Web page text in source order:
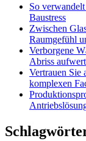
So
Baustress
Zwischen
Raumgefühl
Verborgene
Abriss
Vertrauen Sie
komplexen